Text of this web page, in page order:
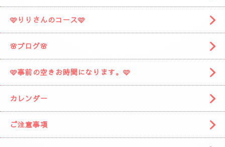
トップページ
🍀料金システム🍀
🌈( 出張システム)🌈